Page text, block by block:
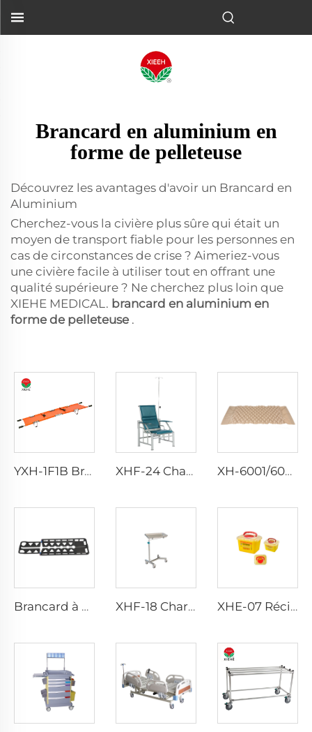
Brancard en aluminium en
forme de pelleteuse
Découvrez les avantages d'avoir un Brancard en
Aluminium
Cherchez-vous la civière plus sûre qui était un
moyen de transport fiable pour les personnes en
cas de circonstances de crise ? Aimeriez-vous
une civière facile à utiliser tout en offrant une
qualité supérieure ? Ne cherchez plus loin que
XIEHE MEDICAL. brancard en aluminium en
forme de pelleteuse .
YXH-1F1B Brancards en alliage d'aluminium pliables pour usage médical en plein air XHF-24 Chaise de perfusion à haut confort XH-6001/6002 Cellules Matelas Tubulaire Bulle Médicale Air
Brancard à cuiller repliable en fibre de carbone YXH-4C XHF-18 Chariot en Acier Inoxydable pour Hôpital XHE-07 Récipient en plastique pour objets tranchants médicaux